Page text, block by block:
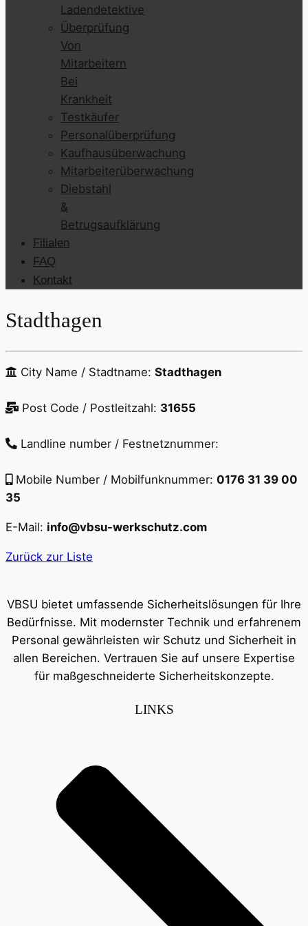
Ladendetektive
Überprüfung
Von
Mitarbeitern
Bei
Krankheit
Testkäufer
Personalüberprüfung
Kaufhausüberwachung
Mitarbeiterüberwachung
Diebstahl
&
Betrugsaufklärung
Filialen
FAQ
Kontakt
Stadthagen
City Name / Stadtname: Stadthagen
Post Code / Postleitzahl: 31655
Landline number / Festnetznummer:
Mobile Number / Mobilfunknummer: 0176 31 39 00
35
E-Mail: info@vbsu-werkschutz.com
Zurück zur Liste
VBSU bietet umfassende Sicherheitslösungen für Ihre
Bedürfnisse. Mit modernster Technik und erfahrenem
Personal gewährleisten wir Schutz und Sicherheit in
allen Bereichen. Vertrauen Sie auf unsere Expertise
für maßgeschneiderte Sicherheitskonzepte.
LINKS